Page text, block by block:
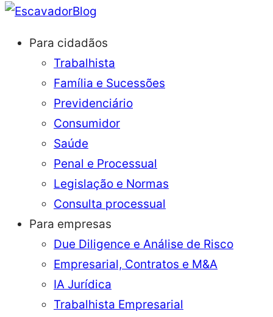
Blog
Para cidadãos
Trabalhista
Família e Sucessões
Previdenciário
Consumidor
Saúde
Penal e Processual
Legislação e Normas
Consulta processual
Para empresas
Due Diligence e Análise de Risco
Empresarial, Contratos e M&A
IA Jurídica
Trabalhista Empresarial